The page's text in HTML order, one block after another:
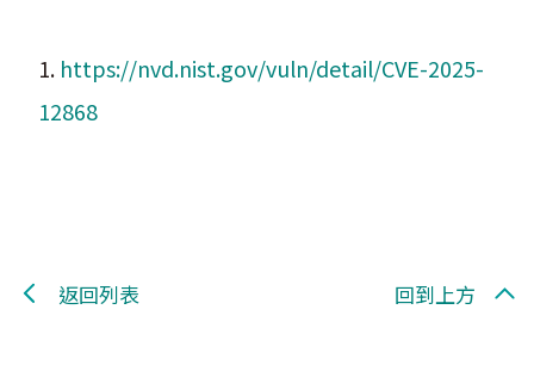
1. https://nvd.nist.gov/vuln/detail/CVE-2025-
12868
返回列表 回到上方